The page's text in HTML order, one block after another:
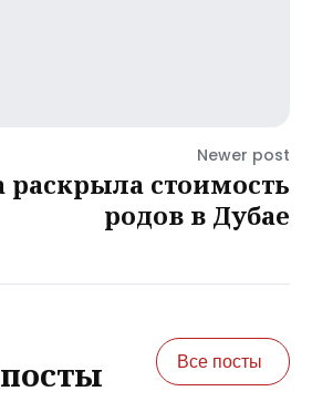
Newer post
раскрыла стоимость
родов в Дубае
Все посты